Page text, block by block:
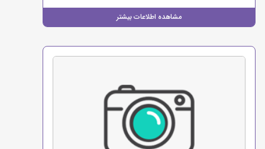
مشاهده اطلاعات بیشتر